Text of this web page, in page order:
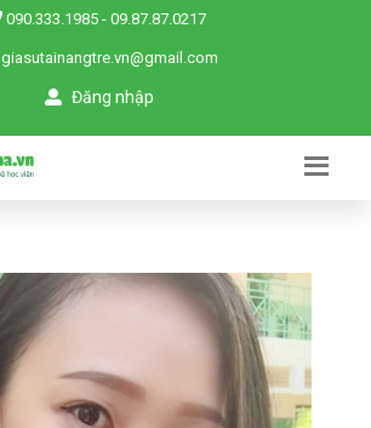
090.333.1985 - 09.87.87.0217
giasutainangtre.vn@gmail.com
Đăng nhập